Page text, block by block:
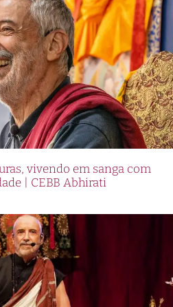
vivendo em sanga com
| CEBB Abhirati